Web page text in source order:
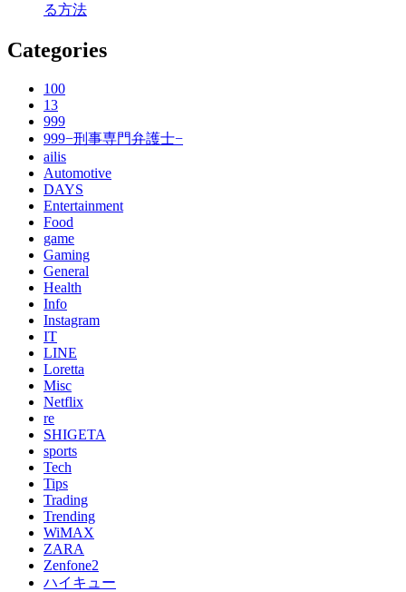
る方法
Categories
100
13
999
999−刑事専門弁護士−
ailis
Automotive
DAYS
Entertainment
Food
game
Gaming
General
Health
Info
Instagram
IT
LINE
Loretta
Misc
Netflix
re
SHIGETA
sports
Tech
Tips
Trading
Trending
WiMAX
ZARA
Zenfone2
ハイキュー